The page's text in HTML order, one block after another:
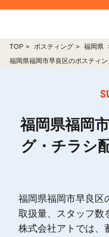
TOP ポスティング 福岡県
福岡県福岡市早良区のポスティン
福岡県福岡
グ・チラシ
福岡県福岡市早良区
取扱量、スタッフ数
株式会社アトでは、